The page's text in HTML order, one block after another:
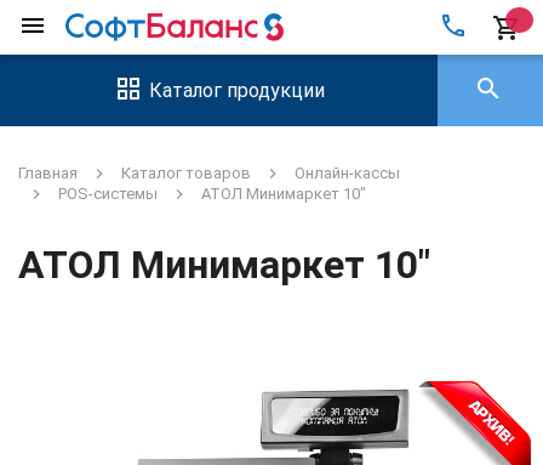
menu local_phone shopping_cart
Каталог продукции search
Главная Каталог товаров
Онлайн-кассы
POS-системы
АТОЛ Минимаркет 10"
АТОЛ Минимаркет 10"